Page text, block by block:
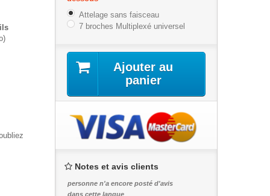
Attelage sans faisceau
7 broches Multiplexé universel
Ajouter au
panier
Notes et avis clients
personne n'a encore posté d'avis
dans cette langue